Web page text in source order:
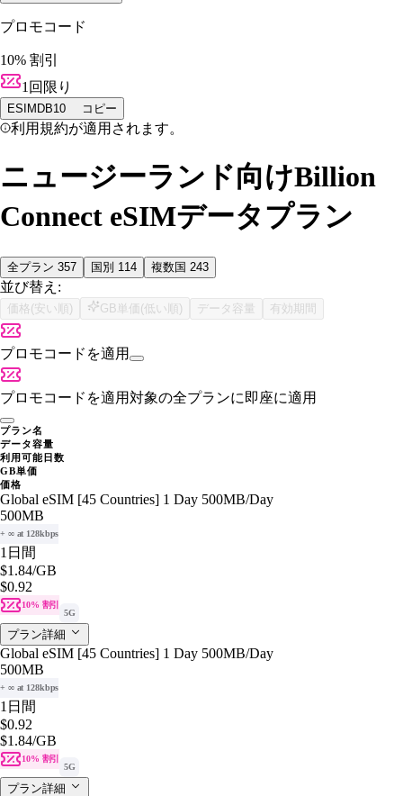
プロモコード
10% 割引
1回限り
ESIMDB10 コピー
利用規約が適用されます。
ニュージーランド向けBillion
Connect eSIMデータプラン
全プラン 357 国別 114 複数国 243
並び替え:
価格(安い順) GB単価(低い順) データ容量 有効期間
プロモコードを適用
プロモコードを適用対象の全プランに即座に適用
プラン名
データ容量
利用可能日数
GB単価
価格
Global eSIM [45 Countries] 1 Day 500MB/Day
500MB
+ ∞ at 128kbps
1日間
$1.84/GB
$0.92
10% 割引
5G
プラン詳細
Global eSIM [45 Countries] 1 Day 500MB/Day
500MB
+ ∞ at 128kbps
1日間
$0.92
$1.84/GB
10% 割引
5G
プラン詳細